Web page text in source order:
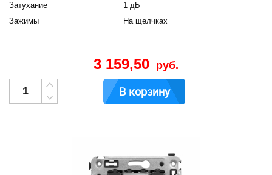
Затухание
1 дБ
Зажимы
На щелчках
3 159,50 руб.
В корзину